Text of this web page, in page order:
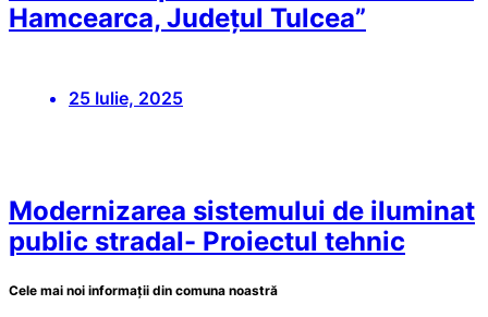
Hamcearca, Județul Tulcea”
25 Iulie, 2025
Modernizarea sistemului de iluminat
public stradal- Proiectul tehnic
Cele mai noi informații din comuna noastră